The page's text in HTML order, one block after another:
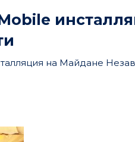
на Майдане